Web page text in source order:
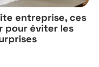
entreprise, ces
pour éviter les